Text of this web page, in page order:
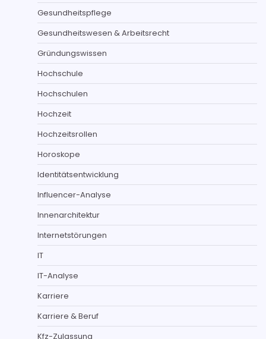
Gesundheitspflege
Gesundheitswesen & Arbeitsrecht
Gründungswissen
Hochschule
Hochschulen
Hochzeit
Hochzeitsrollen
Horoskope
Identitätsentwicklung
Influencer-Analyse
Innenarchitektur
Internetstörungen
IT
IT-Analyse
Karriere
Karriere & Beruf
Kfz-Zulassung